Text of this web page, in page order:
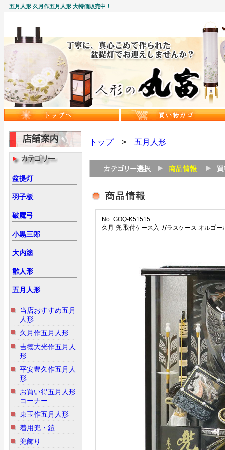
五月人形 久月作五月人形 大特価販売中！
盆提灯
羽子板
破魔弓
小黒三郎
大内塗
雛人形
五月人形
当店おすすめ五月
人形
久月作五月人形
吉徳大光作五月人
形
平安豊久作五月人
形
お買い得五月人形
コーナー
東玉作五月人形
着用兜・鎧
兜飾り
トップ> 五月人形
No. GOQ-K51515
久月 兜 取付ケース入 ガラスケース オルゴー